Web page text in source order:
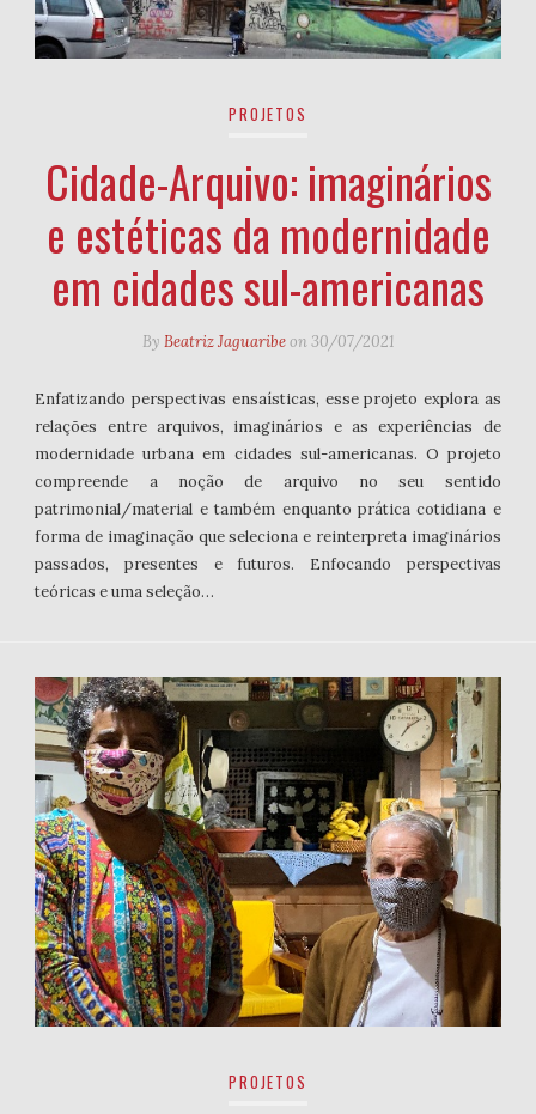
PROJETOS
Cidade-Arquivo: imaginários
e estéticas da modernidade
em cidades sul-americanas
By Beatriz Jaguaribe on30/07/2021
Enfatizando perspectivas ensaísticas, esse projeto explora as
relações entre arquivos, imaginários e as experiências de
modernidade urbana em cidades sul-americanas. O projeto
compreende a noção de arquivo no seu sentido
patrimonial/material e também enquanto prática cotidiana e
forma de imaginação que seleciona e reinterpreta imaginários
passados, presentes e futuros. Enfocando perspectivas
teóricas e uma seleção…
PROJETOS